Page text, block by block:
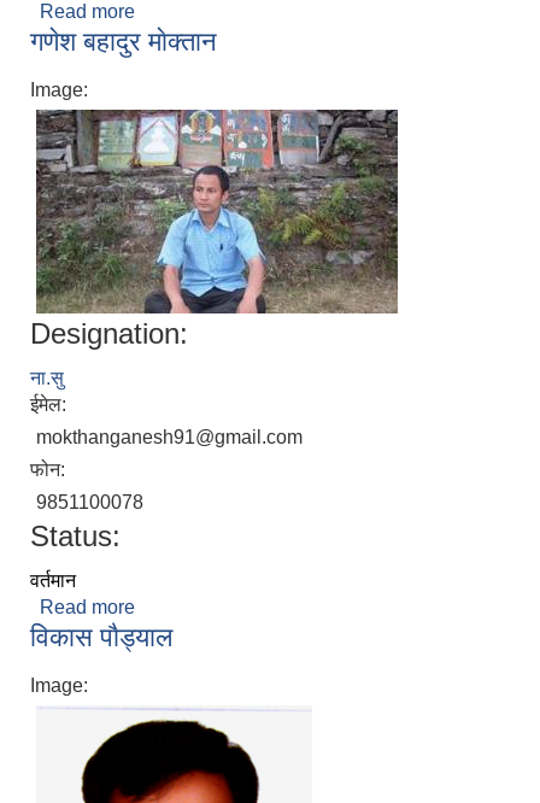
Read more
गणेश बहादुर माेक्तान
Image:
Designation:
ना.सु
ईमेल:
mokthanganesh91@gmail.com
फोन:
9851100078
Status:
वर्तमान
Read more
विकास पाैड्याल
Image: